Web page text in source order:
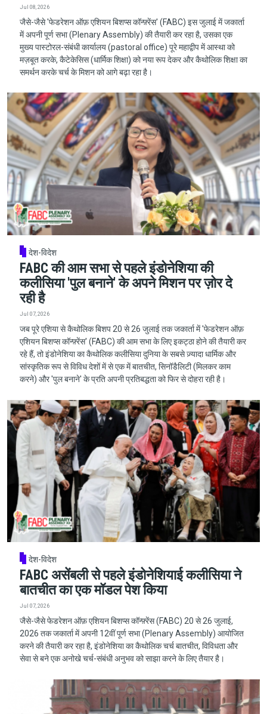
Jul 08, 2026
जैसे-जैसे 'फेडरेशन ऑफ़ एशियन बिशप्स कॉन्फ़्रेंस' (FABC) इस जुलाई में जकार्ता
में अपनी पूर्ण सभा (Plenary Assembly) की तैयारी कर रहा है, उसका एक
मुख्य पास्टोरल-संबंधी कार्यालय (pastoral office) पूरे महाद्वीप में आस्था को
मज़बूत करके, कैटेकेसिस (धार्मिक शिक्षा) को नया रूप देकर और कैथोलिक शिक्षा का
समर्थन करके चर्च के मिशन को आगे बढ़ा रहा है।
देश-विदेश
FABC की आम सभा से पहले इंडोनेशिया की
कलीसिया 'पुल बनाने' के अपने मिशन पर ज़ोर दे
रही है
Jul 07, 2026
जब पूरे एशिया से कैथोलिक बिशप 20 से 26 जुलाई तक जकार्ता में 'फेडरेशन ऑफ़
एशियन बिशप्स कॉन्फ़्रेंस' (FABC) की आम सभा के लिए इकट्ठा होने की तैयारी कर
रहे हैं, तो इंडोनेशिया का कैथोलिक कलीसिया दुनिया के सबसे ज़्यादा धार्मिक और
सांस्कृतिक रूप से विविध देशों में से एक में बातचीत, सिनॉडैलिटी (मिलकर काम
करने) और 'पुल बनाने' के प्रति अपनी प्रतिबद्धता को फिर से दोहरा रही है।
देश-विदेश
FABC असेंबली से पहले इंडोनेशियाई कलीसिया ने
बातचीत का एक मॉडल पेश किया
Jul 07, 2026
जैसे-जैसे फेडरेशन ऑफ़ एशियन बिशप्स कॉन्फ़्रेंस (FABC) 20 से 26 जुलाई,
2026 तक जकार्ता में अपनी 12वीं पूर्ण सभा (Plenary Assembly) आयोजित
करने की तैयारी कर रहा है, इंडोनेशिया का कैथोलिक चर्च बातचीत, विविधता और
सेवा से बने एक अनोखे चर्च-संबंधी अनुभव को साझा करने के लिए तैयार है।